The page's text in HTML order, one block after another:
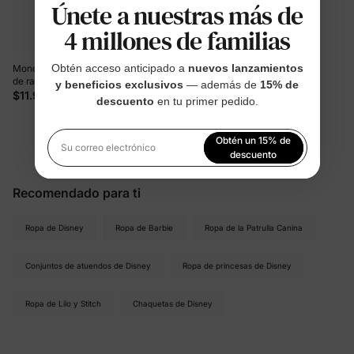
Mono sin mangas con estampado
de rayas de los personajes de
Looney Tunes para niña, color rosa,
$11.99
Está viendo 1-9 de 9 productos
Recomendado para ti
Ropa de Disney Ropa de Barbie Ropa de la Patrulla Canina
Conjuntos de atuendos de Disney Ropa de princesas de Disney
Ropa de Lilo y Stitch Chaquetas de Disney
Únete a nuestras más de
4 millones de familias
Obtén acceso anticipado a nuevos lanzamientos
y beneficios exclusivos — además de 15% de
descuento en tu primer pedido.
Su correo electrónico
Obtén un 15% de
descuento
Al registrarte, aceptas nuestra